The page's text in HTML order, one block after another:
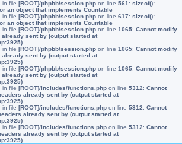
: in file [ROOT]/phpbb/session.php on line 561 : sizeof():
an object that implements Countable
: in file [ROOT]/phpbb/session.php on line 617: sizeof():
an object that implements Countable
: in file [ROOT]/phpbb/session.php on line 1065: Cannot modify
sent by (output started at
: in file [ROOT]/phpbb/session.php on line 1065: Cannot modify
sent by (output started at
: in file [ROOT]/phpbb/session.php on line 1065: Cannot modify
sent by (output started at
: in file [ROOT]/includes/functions.php on line 5312: Cannot
already sent by (output started at
: in file [ROOT]/includes/functions.php on line 5312: Cannot
already sent by (output started at
: in file [ROOT]/includes/functions.php on line 5312: Cannot
already sent by (output started at